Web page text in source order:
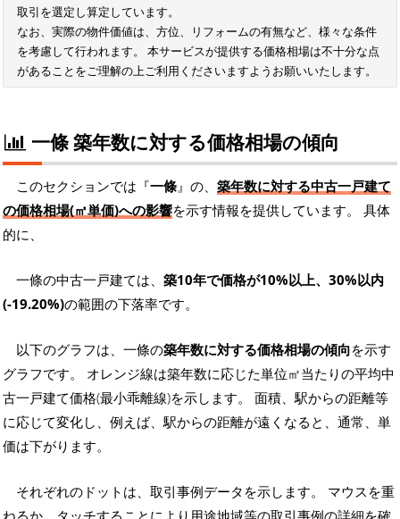
取引を選定し算定しています。
なお、実際の物件価値は、方位、リフォームの有無など、様々な条件
を考慮して行われます。 本サービスが提供する価格相場は不十分な点
があることをご理解の上ご利用くださいますようお願いいたします。
一條 築年数に対する価格相場の傾向
このセクションでは『一條』の、 築年数に対する中古一戸建て
の価格相場(㎡単価)への影響を示す情報を提供しています。 具体
的に、
一條の中古一戸建ては、 築10年で価格が10%以上、30%以内
(-19.20%)の範囲の下落率です。
以下のグラフは、一條の築年数に対する価格相場の傾向を示す
グラフです。 オレンジ線は築年数に応じた単位㎡当たりの平均中
古一戸建て価格(最小乖離線)を示します。 面積、駅からの距離等
に応じて変化し、例えば、駅からの距離が遠くなると、通常、単
価は下がります。
それぞれのドットは、取引事例データを示します。 マウスを重